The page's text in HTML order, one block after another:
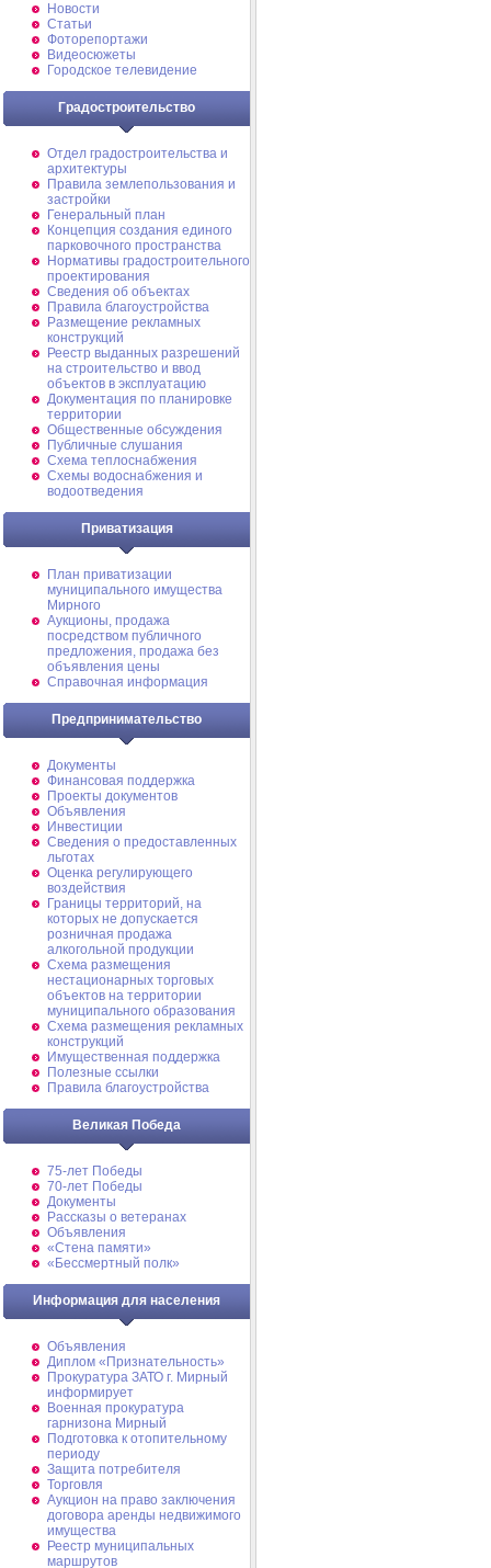
Новости
Статьи
Фоторепортажи
Видеосюжеты
Городское телевидение
Градостроительство
Отдел градостроительства и
архитектуры
Правила землепользования и
застройки
Генеральный план
Концепция создания единого
парковочного пространства
Нормативы градостроительного
проектирования
Сведения об объектах
Правила благоустройства
Размещение рекламных
конструкций
Реестр выданных разрешений
на строительство и ввод
объектов в эксплуатацию
Документация по планировке
территории
Общественные обсуждения
Публичные слушания
Схема теплоснабжения
Схемы водоснабжения и
водоотведения
Приватизация
План приватизации
муниципального имущества
Мирного
Аукционы, продажа
посредством публичного
предложения, продажа без
объявления цены
Справочная информация
Предпринимательство
Документы
Финансовая поддержка
Проекты документов
Объявления
Инвестиции
Сведения о предоставленных
льготах
Оценка регулирующего
воздействия
Границы территорий, на
которых не допускается
розничная продажа
алкогольной продукции
Схема размещения
нестационарных торговых
объектов на территории
муниципального образования
Схема размещения рекламных
конструкций
Имущественная поддержка
Полезные ссылки
Правила благоустройства
Великая Победа
75-лет Победы
70-лет Победы
Документы
Рассказы о ветеранах
Объявления
«Стена памяти»
«Бессмертный полк»
Информация для населения
Объявления
Диплом «Признательность»
Прокуратура ЗАТО г. Мирный
информирует
Военная прокуратура
гарнизона Мирный
Подготовка к отопительному
периоду
Защита потребителя
Торговля
Аукцион на право заключения
договора аренды недвижимого
имущества
Реестр муниципальных
маршрутов